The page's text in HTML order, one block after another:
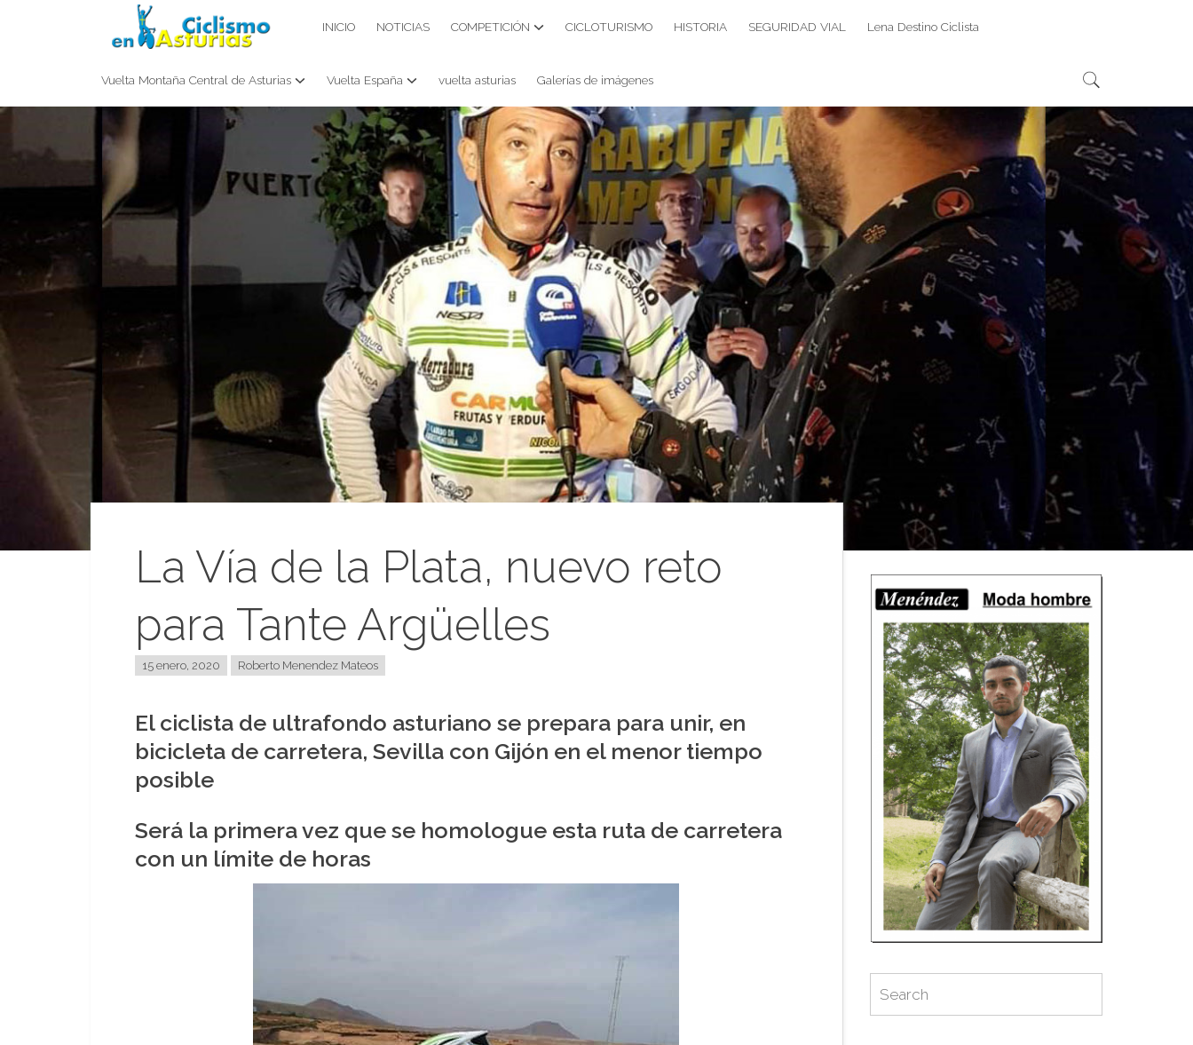
CICLISMO EN ASTURIAS INICIO NOTICIAS COMPETICIÓN CICLOTURISMO HISTORIA SEGURIDAD VIAL Lena Destino Ciclista
Vuelta Montaña Central de Asturias Vuelta España vuelta asturias Galerías de imágenes
for:
La Vía de la Plata, nuevo reto
para Tante Argüelles
15 enero, 2020 Roberto Menendez Mateos
El ciclista de ultrafondo asturiano se prepara para unir, en
bicicleta de carretera, Sevilla con Gijón en el menor tiempo
posible
Será la primera vez que se homologue esta ruta de carretera
con un límite de horas
for:
Search